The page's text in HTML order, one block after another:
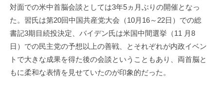
構
投
資
促
進
構
(
対面での米中首脳会談としては3年5ヵ月ぶりの開催となっ
た。習氏は第20回中国共産党大会（10月16～22日）での総
書記3期目続投決定、バイデン氏は米国中間選挙（11 月8
日）での民主党の予想以上の善戦、とそれぞれが内政イベン
トで大きな成果を得た後の会談ということもあり、両首脳と
もに柔和な表情を見せていたのが印象的だった。